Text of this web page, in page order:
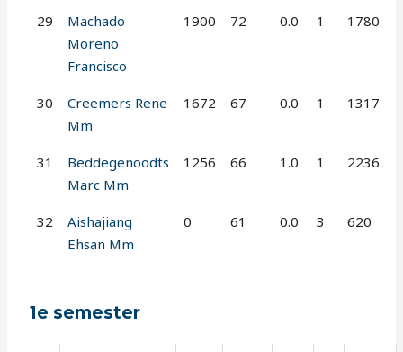
29
Machado
Moreno
Francisco
1900 72 0.0 1 1780
30
Creemers Rene
Mm
1672 67 0.0 1 1317
31
Beddegenoodts
Marc Mm
1256 66 1.0 1 2236
32
Aishajiang
Ehsan Mm
0 61 0.0 3 620
1e semester